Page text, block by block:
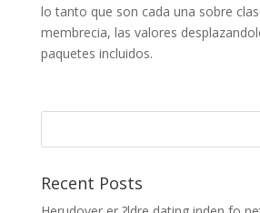
lo tanto que son cada una sobre
membrecia, las valores
paquetes incluidos.
Recent Posts